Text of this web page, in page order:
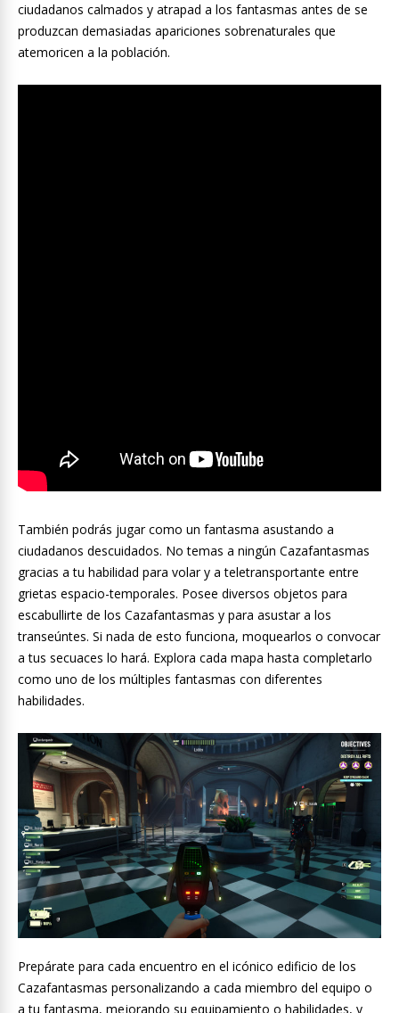
ciudadanos calmados y atrapad a los fantasmas antes de se
produzcan demasiadas apariciones sobrenaturales que
atemoricen a la población.
También podrás jugar como un fantasma asustando a
ciudadanos descuidados. No temas a ningún Cazafantasmas
gracias a tu habilidad para volar y a teletransportante entre
grietas espacio-temporales. Posee diversos objetos para
escabullirte de los Cazafantasmas y para asustar a los
transeúntes. Si nada de esto funciona, moquearlos o convocar
a tus secuaces lo hará. Explora cada mapa hasta completarlo
como uno de los múltiples fantasmas con diferentes
habilidades.
Prepárate para cada encuentro en el icónico edificio de los
Cazafantasmas personalizando a cada miembro del equipo o
a tu fantasma, mejorando su equipamiento o habilidades, y